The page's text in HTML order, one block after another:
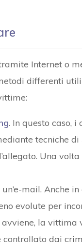
Internet o
differenti
. In questo caso,
tecniche di
Una
mail. Anche
evolute per
la
dai